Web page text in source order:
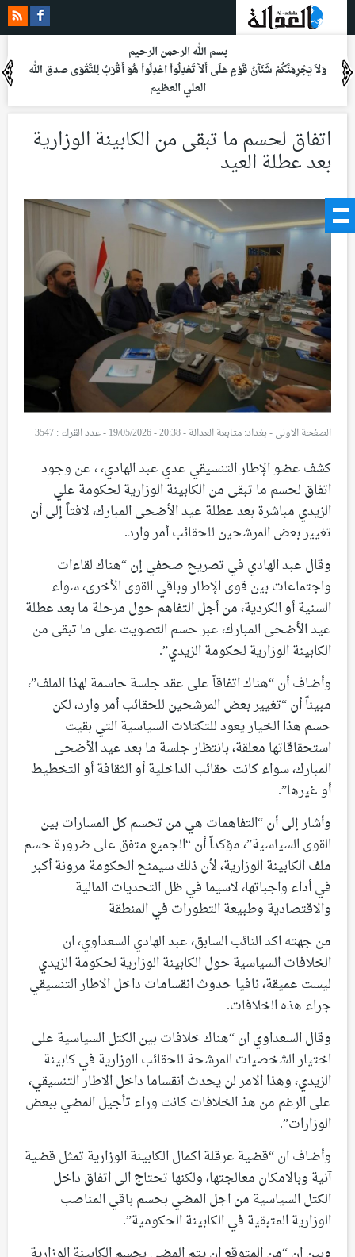
بسم الله الرحمن الرحيم
وَلاَ يَجْرِمَنَّكُمْ شَنَآنُ قَوْمٍ عَلَى أَلاَّ تَعْدِلُواْ اعْدِلُواْ هُوَ أَقْرَبُ لِلتَّقْوَىصدق الله
العلي العظيم
اتفاق لحسم ما تبقى من الكابينة الوزارية
بعد عطلة العيد
الصفحة الاولى-بغداد: متابعة العدالة - 20:38 - 19/05/2026 -عدد القراء : 3547
كشف عضو الإطار التنسيقي عدي عبد الهادي، ، عن وجود
اتفاق لحسم ما تبقى من الكابينة الوزارية لحكومة علي
الزيدي مباشرة بعد عطلة عيد الأضحى المبارك، لافتاً إلى أن
تغيير بعض المرشحين للحقائب أمر وارد.
وقال عبد الهادي في تصريح صحفي إن “هناك لقاءات
واجتماعات بين قوى الإطار وباقي القوى الأخرى، سواء
السنية أو الكردية، من أجل التفاهم حول مرحلة ما بعد عطلة
عيد الأضحى المبارك، عبر حسم التصويت على ما تبقى من
الكابينة الوزارية لحكومة الزيدي”.
وأضاف أن “هناك اتفاقاً على عقد جلسة حاسمة لهذا الملف”،
مبيناً أن “تغيير بعض المرشحين للحقائب أمر وارد، لكن
حسم هذا الخيار يعود للتكتلات السياسية التي بقيت
استحقاقاتها معلقة، بانتظار جلسة ما بعد عيد الأضحى
المبارك، سواء كانت حقائب الداخلية أو الثقافة أو التخطيط
أو غيرها”.
وأشار إلى أن “التفاهمات هي من تحسم كل المسارات بين
القوى السياسية”، مؤكداً أن “الجميع متفق على ضرورة حسم
ملف الكابينة الوزارية، لأن ذلك سيمنح الحكومة مرونة أكبر
في أداء واجباتها، لاسيما في ظل التحديات المالية
والاقتصادية وطبيعة التطورات في المنطقة
من جهته اكد النائب السابق، عبد الهادي السعداوي، ان
الخلافات السياسية حول الكابينة الوزارية لحكومة الزيدي
ليست عميقة، نافيا حدوث انقسامات داخل الاطار التنسيقي
جراء هذه الخلافات.
وقال السعداوي ان “هناك خلافات بين الكتل السياسية على
اختيار الشخصيات المرشحة للحقائب الوزارية في كابينة
الزيدي، وهذا الامر لن يحدث انقساما داخل الاطار التنسيقي،
على الرغم من هذ الخلافات كانت وراء تأجيل المضي ببعض
الوزارات”.
وأضاف ان “قضية عرقلة اكمال الكابينة الوزارية تمثل قضية
آنية وبالامكان معالجتها، ولكنها تحتاج الى اتفاق داخل
الكتل السياسية من اجل المضي بحسم باقي المناصب
الوزارية المتبقية في الكابينة الحكومية”.